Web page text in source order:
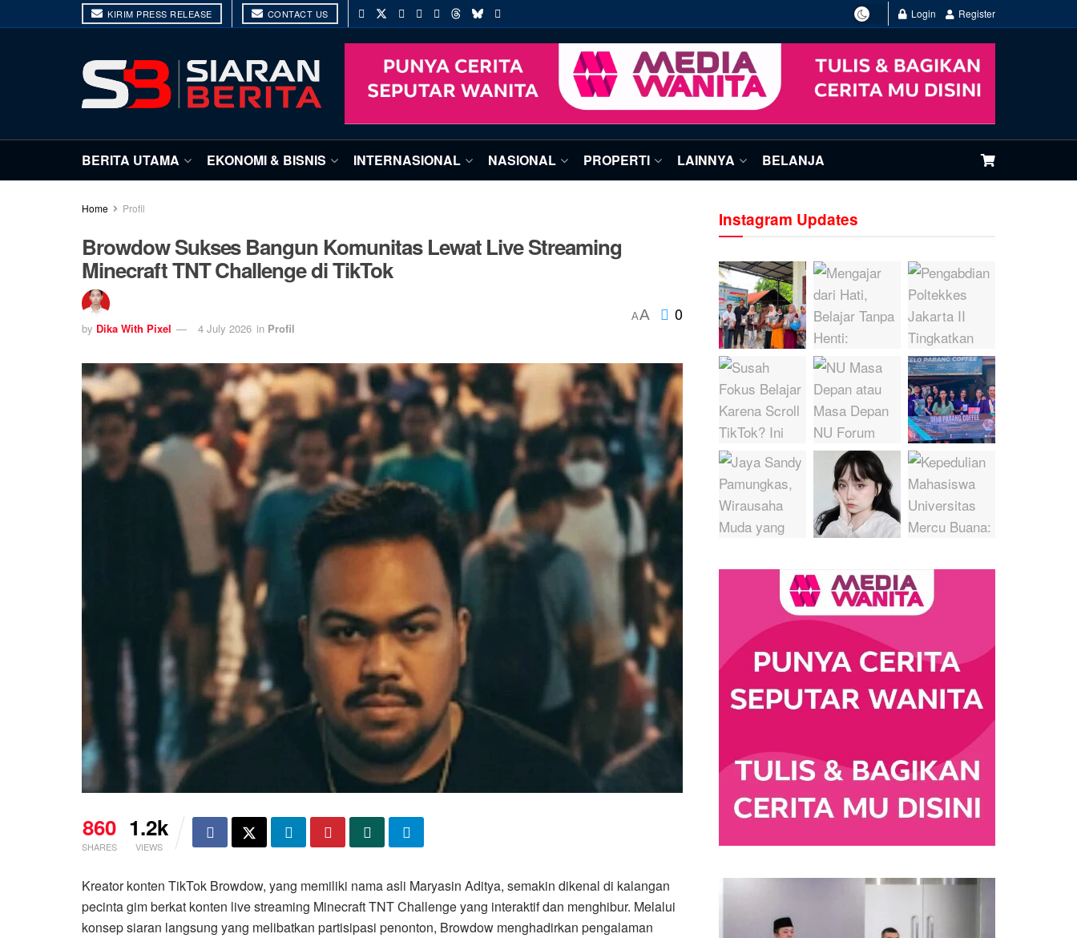
KIRIM PRESS RELEASE CONTACT US Login Register
BERITA UTAMA EKONOMI & BISNIS INTERNASIONAL NASIONAL PROPERTI LAINNYA BELANJA
Home Profil
Browdow Sukses Bangun Komunitas Lewat Live Streaming
Minecraft TNT Challenge di TikTok
by Dika With Pixel 4 July 2026 in Profil
AA 0
860
SHARES
1.2k
VIEWS
Kreator konten TikTok Browdow, yang memiliki nama asli Maryasin Aditya, semakin dikenal di kalangan
pecinta gim berkat konten live streaming Minecraft TNT Challenge yang interaktif dan menghibur. Melalui
konsep siaran langsung yang melibatkan partisipasi penonton, Browdow menghadirkan pengalaman
Instagram Updates